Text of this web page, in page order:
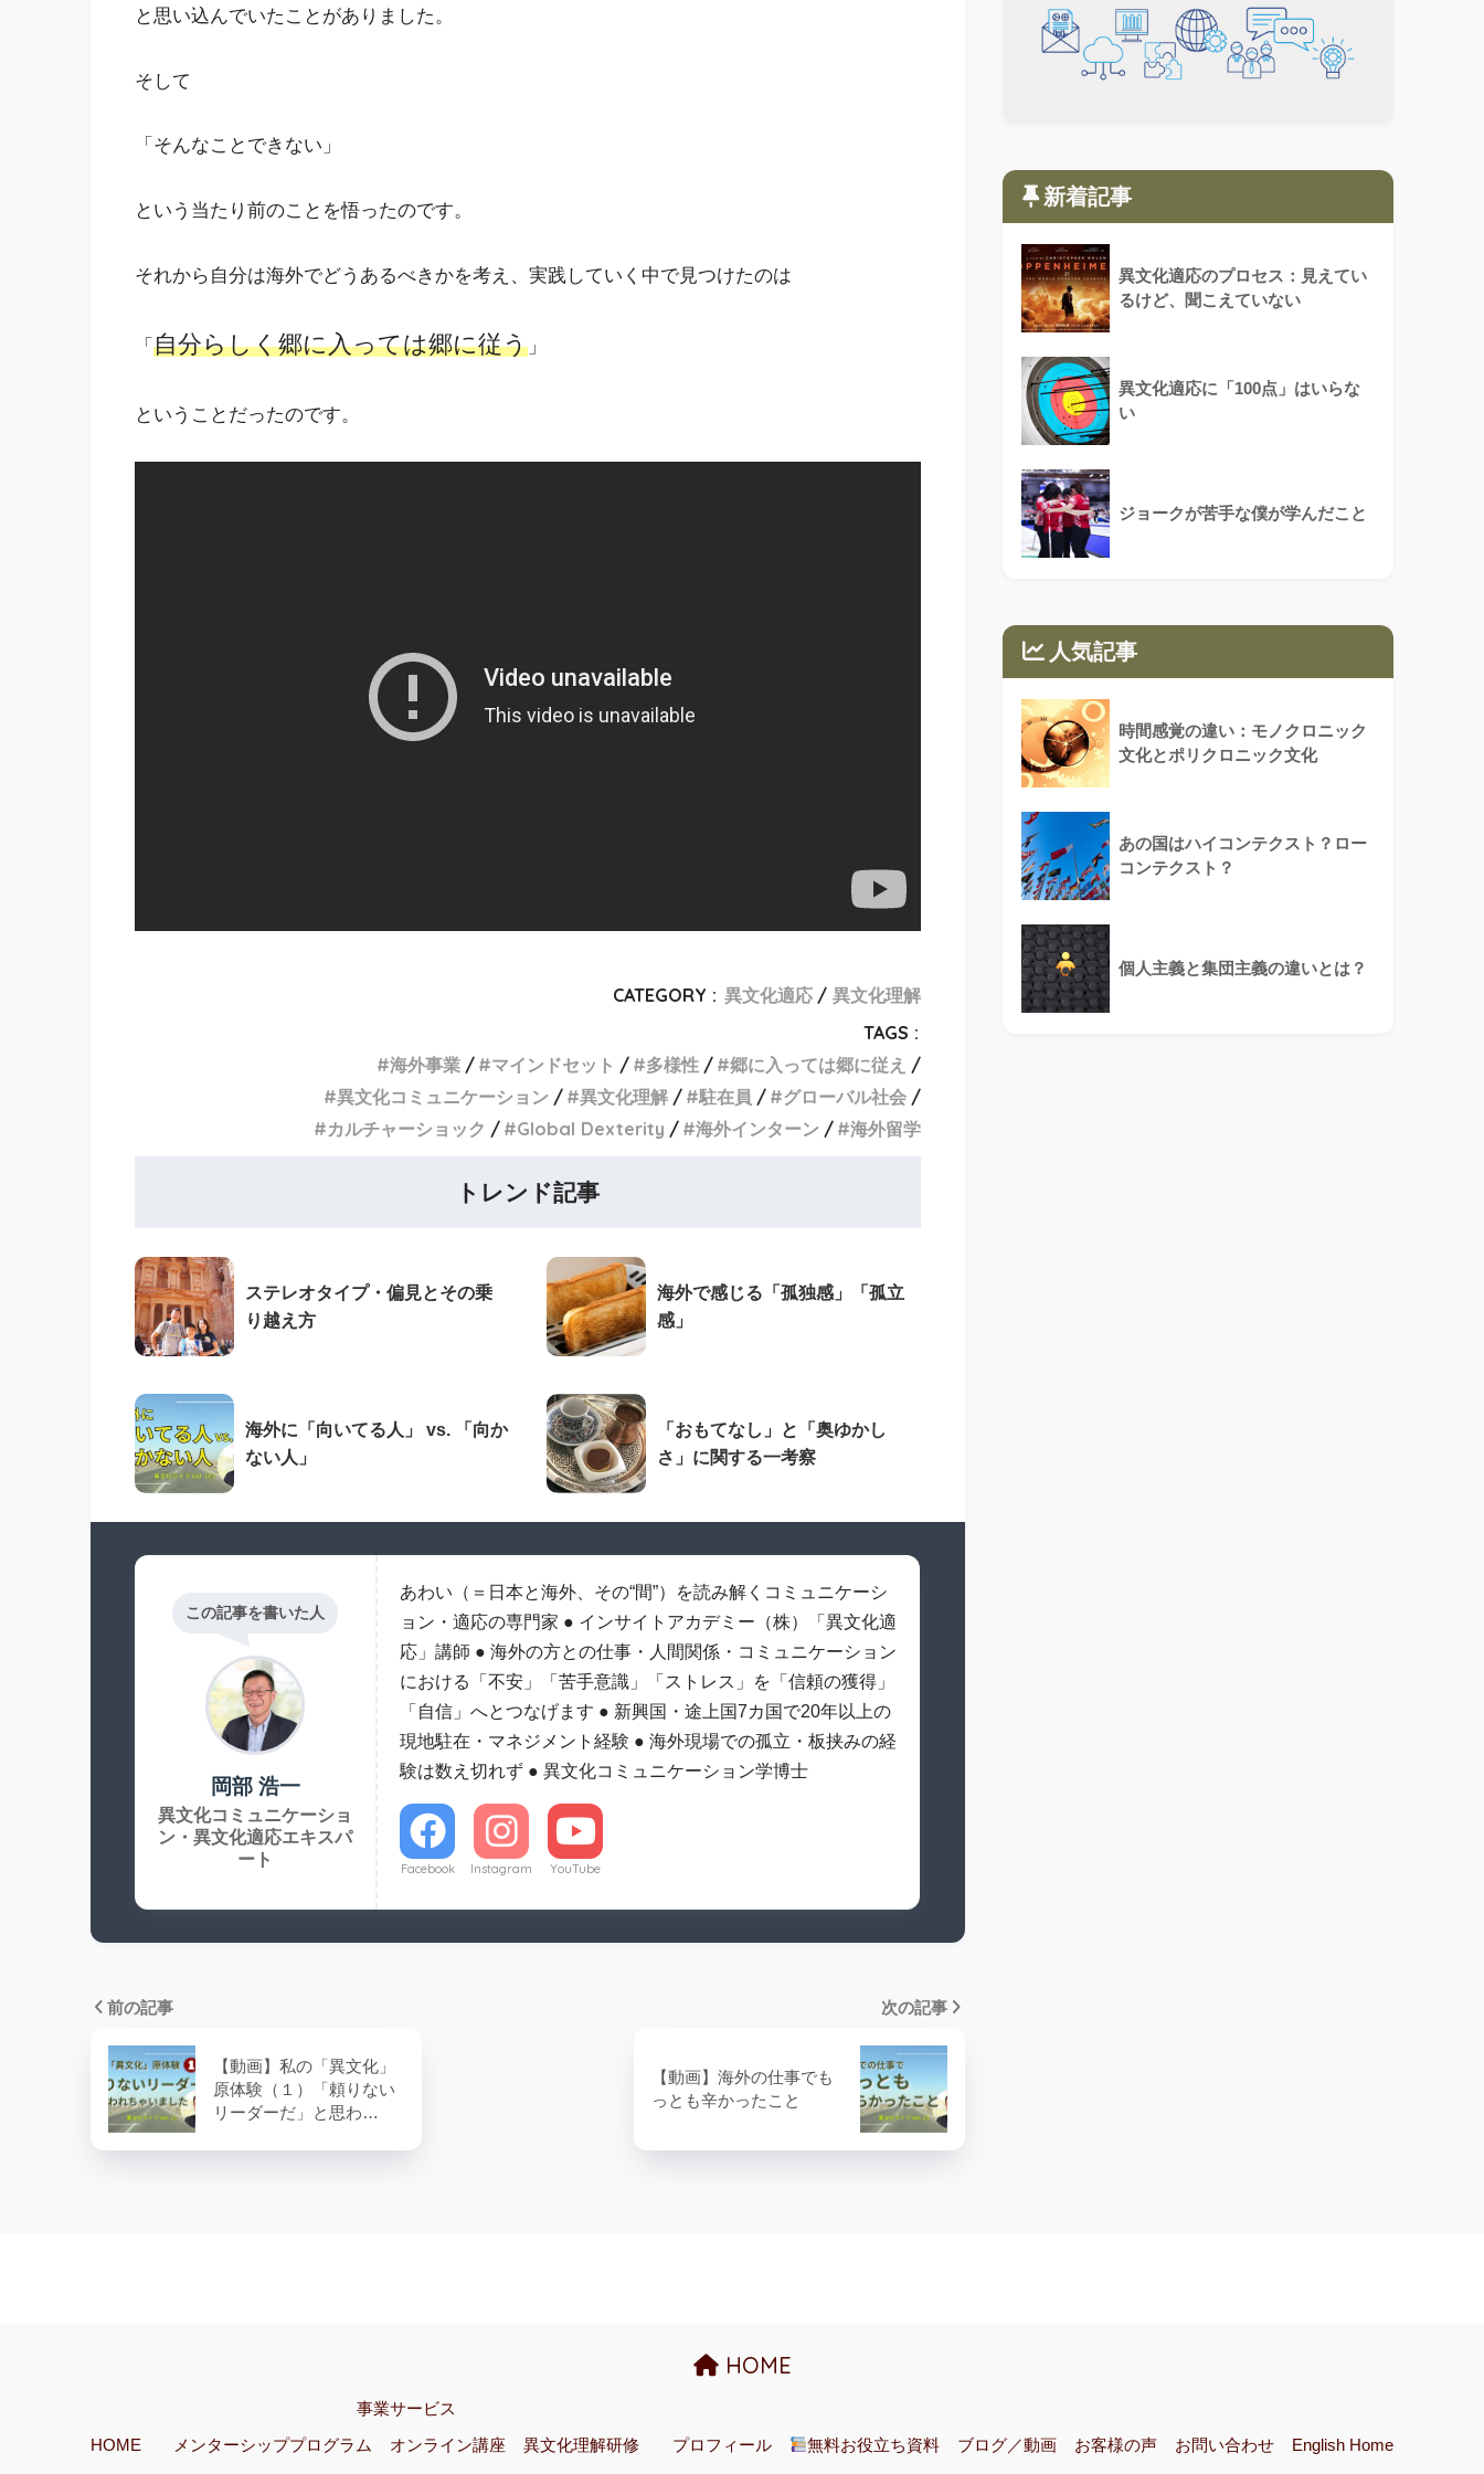
と思い込んでいたことがありました。
そして
「そんなことできない」
という当たり前のことを悟ったのです。
それから自分は海外でどうあるべきかを考え、実践していく中で見つけたのは
「 自分らしく郷に入っては郷に従う 」
ということだったのです。
CATEGORY : 異文化適応
異文化理解
TAGS :
海外事業
マインドセット 多様性
郷に入っては郷に従え
異文化コミュニケーション
異文化理解 駐在員
グローバル社会
カルチャーショック
Global Dexterity 海外インターン 海外留学
トレンド記事
ステレオタイプ・偏見とその乗
り越え方
海外で感じる「孤独感」「孤立
感」
海外に「向いてる人」 vs. 「向か
ない人」
「おもてなし」と「奥ゆかし
さ」に関する一考察
この記事を書いた人
岡部 浩一
異文化コミュニケーショ
ン・異文化適応エキスパ
ート
あわい（＝日本と海外、その“間”）を読み解くコミュニケーシ
ョン・適応の専門家 ● インサイトアカデミー（株）「異文化適
応」講師 ● 海外の方との仕事・人間関係・コミュニケーション
における「不安」「苦手意識」「ストレス」を「信頼の獲得」
「自信」へとつなげます ● 新興国・途上国7カ国で20年以上の
現地駐在・マネジメント経験 ● 海外現場での孤立・板挟みの経
験は数え切れず ● 異文化コミュニケーション学博士
Facebook Instagram YouTube
前の記事
【動画】私の「異文化」
原体験（１）「頼りない
リーダーだ」と思わ…
次の記事
【動画】海外の仕事でも
っとも辛かったこと
新着記事
異文化適応のプロセス：見えてい
るけど、聞こえていない
異文化適応に「100点」はいらな
い
ジョークが苦手な僕が学んだこと
人気記事
時間感覚の違い：モノクロニック
文化とポリクロニック文化
あの国はハイコンテクスト？ロー
コンテクスト？
個人主義と集団主義の違いとは？
HOME
HOME
事業サービス
メンターシッププログラム オンライン講座 異文化理解研修 プロフィール 無料お役立ち資料 ブログ／動画 お客様の声 お問い合わせ English Home